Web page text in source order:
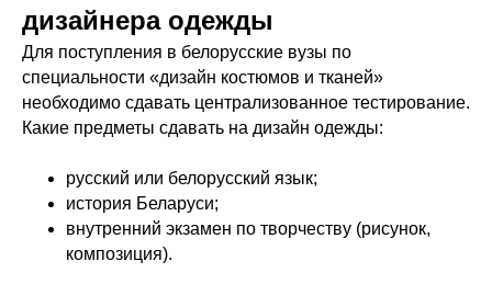
дизайнера одежды
Для поступления в белорусские вузы по
специальности «дизайн костюмов и тканей»
необходимо сдавать централизованное тестирование.
Какие предметы сдавать на дизайн одежды:
русский или белорусский язык;
история Беларуси;
внутренний экзамен по творчеству (рисунок,
композиция).